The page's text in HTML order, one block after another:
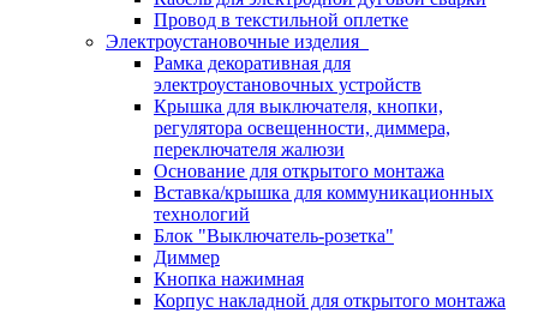
Провод в текстильной оплетке
Электроустановочные изделия
Рамка декоративная для
электроустановочных устройств
Крышка для выключателя, кнопки,
регулятора освещенности, диммера,
переключателя жалюзи
Основание для открытого монтажа
Вставка/крышка для коммуникационных
технологий
Блок "Выключатель-розетка"
Диммер
Кнопка нажимная
Корпус накладной для открытого монтажа